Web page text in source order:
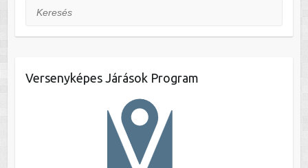
Keresés
Versenyképes Járások Program